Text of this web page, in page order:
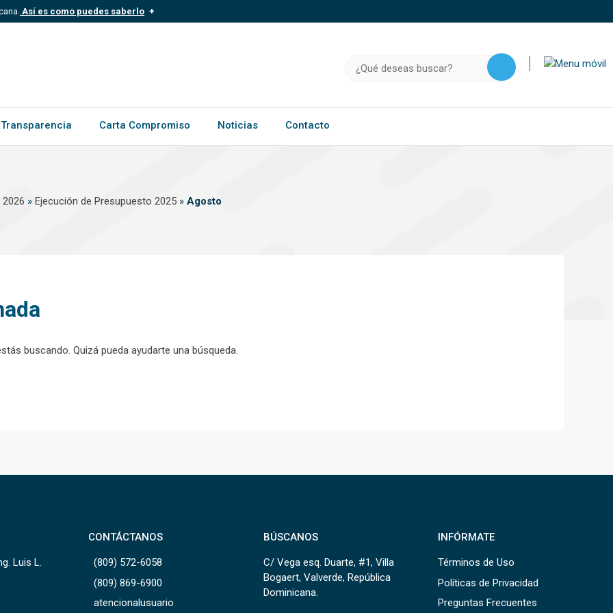
Así es como puedes saberlo
a una organización oficial del
.gob.do o .gov.do. Comparte información confidencial solo en este tipo de sitios.
Transparencia Carta Compromiso Noticias Contacto
» Ejecución de Presupuesto 2025 » Agosto
buscando. Quizá pueda ayudarte una búsqueda.
Luis L.
CONTÁCTANOS
(809) 572-6058
(809) 869-6900
atencionalusuario
BÚSCANOS
C/ Vega esq. Duarte, #1, Villa
Bogaert, Valverde, República
Dominicana.
INFÓRMATE
Términos de Uso
Políticas de Privacidad
Preguntas Frecuentes